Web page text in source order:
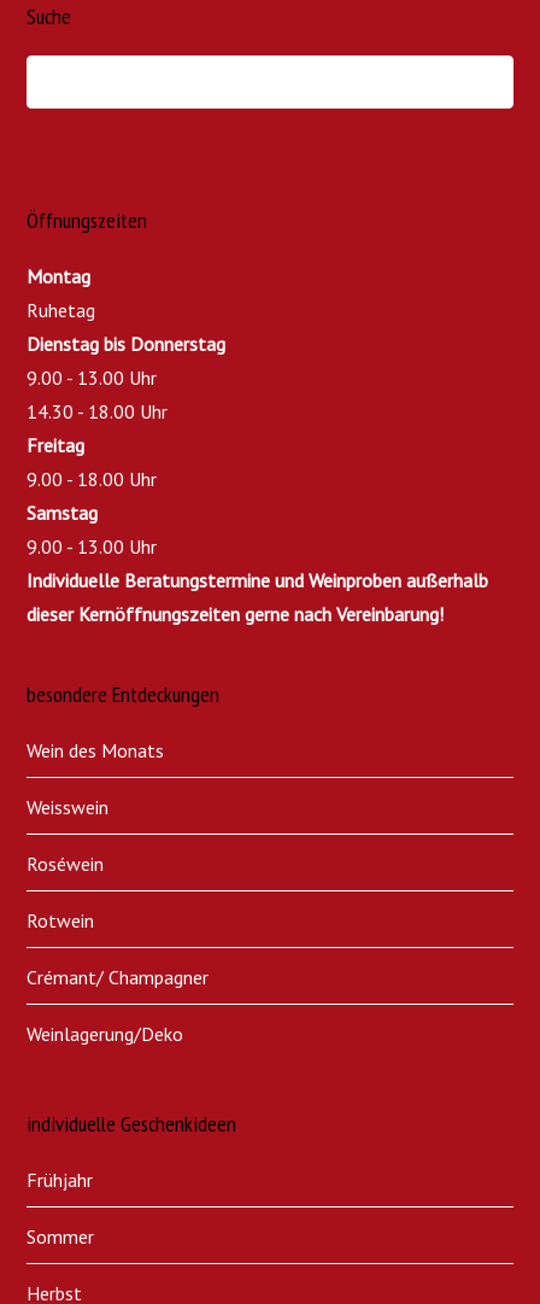
Suche
Öffnungszeiten
Montag
Ruhetag
Dienstag bis Donnerstag
9.00 - 13.00 Uhr
14.30 - 18.00 Uhr
Freitag
9.00 - 18.00 Uhr
Samstag
9.00 - 13.00 Uhr
Individuelle Beratungstermine und Weinproben außerhalb
dieser Kernöffnungszeiten gerne nach Vereinbarung!
besondere Entdeckungen
Wein des Monats
Weisswein
Roséwein
Rotwein
Crémant/ Champagner
Weinlagerung/Deko
individuelle Geschenkideen
Frühjahr
Sommer
Herbst